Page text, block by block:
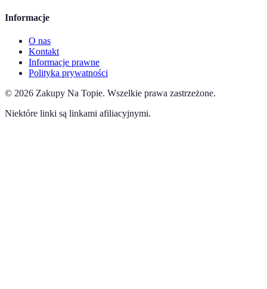
Informacje
O nas
Kontakt
Informacje prawne
Polityka prywatności
© 2026 Zakupy Na Topie. Wszelkie prawa zastrzeżone.
Niektóre linki są linkami afiliacyjnymi.